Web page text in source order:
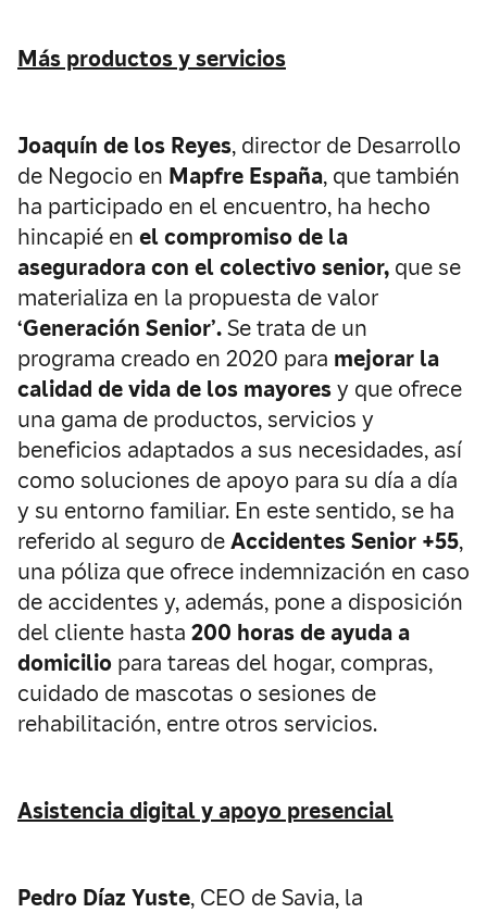
Más productos y servicios
Joaquín de los Reyes, director de Desarrollo
de Negocio en Mapfre España, que también
ha participado en el encuentro, ha hecho
hincapié en el compromiso de la
aseguradora con el colectivo senior, que se
materializa en la propuesta de valor
‘Generación Senior’.Se trata de un
programa creado en 2020 para mejorar la
calidad de vida de los mayoresy que ofrece
una gama de productos, servicios y
beneficios adaptados a sus necesidades, así
como soluciones de apoyo para su día a día
y su entorno familiar. En este sentido, se ha
referido al seguro deAccidentes Senior +55,
una póliza que ofrece indemnización en caso
de accidentes y, además, pone a disposición
del cliente hasta 200 horas de ayuda a
domicilio para tareas del hogar, compras,
cuidado de mascotas o sesiones de
rehabilitación, entre otros servicios.
Asistencia digital y apoyo presencial
Pedro Díaz Yuste, CEO de Savia, la